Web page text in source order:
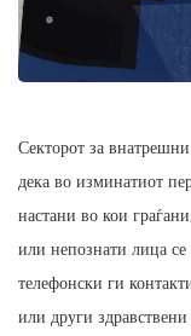
Секторот за
дека во изминатиот
настани во кои
или непознати лица
телефонски ги
или други